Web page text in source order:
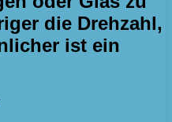
die Drehzahl,
ist ein